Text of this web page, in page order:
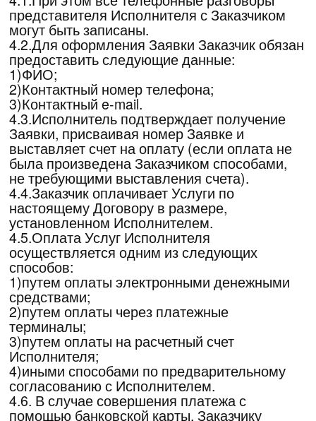
указанному Заказчиком контактному
телефону и (или) контактному электронному
адресу информационной рассылки (о
мероприятиях Исполнителя) и/или
рекламной рассылки об услугах
Исполнителя и/или партнера Исполнителя.
Согласие на получение рассылки считается
предоставленным бессрочно. Заказчик
может отказаться от рассылки в любое
время, заведомо уведомив об этом
Исполнителя.
4.9.В случае проведения Мероприятия в
течение нескольких дней, началом
Мероприятия признается первый день
проведения такого Мероприятия.
4.10.Услуга считается оказанной в день
Мероприятия (или первый день проведения
Мероприятия). При онлайн участии
Заказчика в онлайн трансляции
Мероприятия, с момента направления
ссылки доступа на электронную почту
Заказчика.
4.11.В части взаимодействия с физическими
лицами Акцепт настоящей Оферты не
требует подписания каких-либо
дополнительных документов, включая акт
сдачи-приемки оказанных услуг.
4.12.В части взаимодействия с
юридическими лицами, В течение 10
(десяти) дней по окончании оказания Услуги,
Исполнитель направляет Заказчику для
подписания «Акт оказанных Услуг». В случае
не подписания Заказчиком «Акта оказанных
услуг» в течение 5 (пяти) рабочих дней с
момента его получения и непредставления
последним письменных возражений и
претензий по выполненным работам, «Акт
оказанных услуг» считается подписанным и
утвержденным Заказчиком.